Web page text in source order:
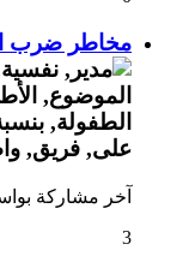
مخاطر ضرب
آخر مشاركة
3